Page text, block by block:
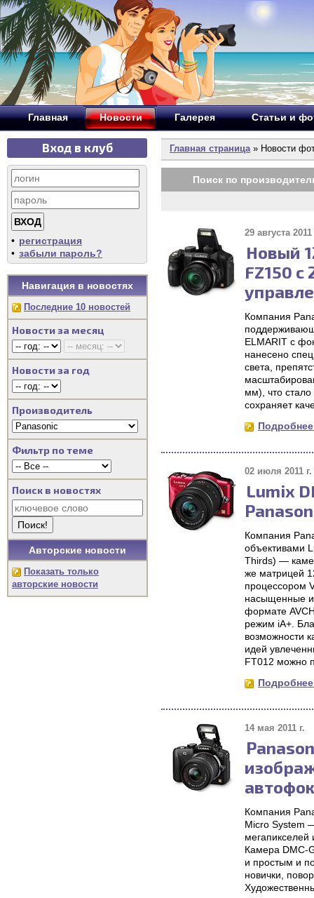
Главная Новости Галерея Статьи и
Вход в клуб
• регистрация
• забыли пароль?
Навигация в новостях
Последние 10 новостей
Новости за месяц
Новости за год
Производитель
Фильтр по теме
Поиск в новостях
Авторские новости
Показать только
авторские новости
Главная страница» Новости
Поиск по
29 августа 2011
Новый
FZ150
Компания
ELMARIT с
нанесено
света,
мм), что
сохраняет
02 июля 2011 г.
Lumix
Компания
объективами
Thirds) —
же матрицей
процессором
насыщенные
формате
режим iA+.
возможности
идей
FT012 можно
14 мая 2011 г.
Компания
Micro System
Камера DMC-
и простым и
новички,